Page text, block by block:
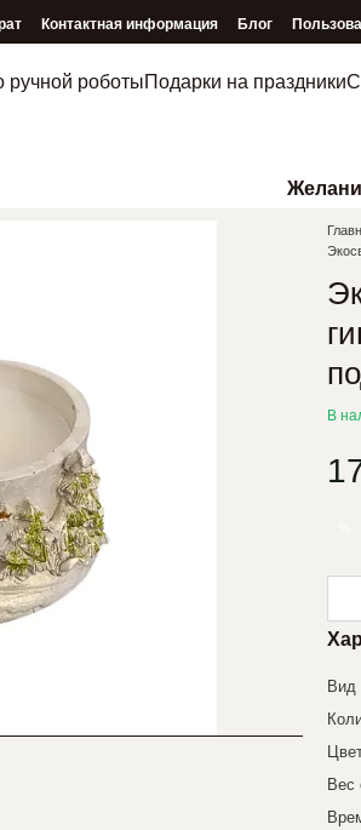
Контактная информация Блог
ручной роботыПодарки на праздники
В
Вид
Вес